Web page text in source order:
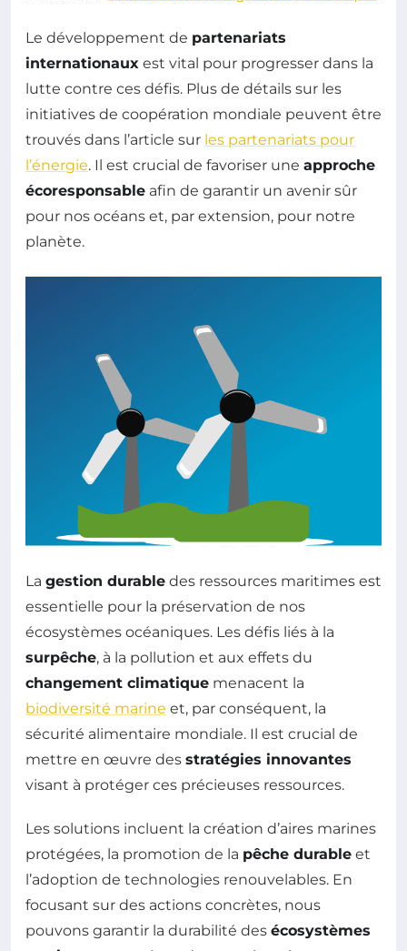
Le développement de partenariats
internationaux est vital pour progresser dans la
lutte contre ces défis. Plus de détails sur les
initiatives de coopération mondiale peuvent être
trouvés dans l’article sur les partenariats pour
l’énergie. Il est crucial de favoriser une approche
écoresponsable afin de garantir un avenir sûr
pour nos océans et, par extension, pour notre
planète.
La gestion durable des ressources maritimes est
essentielle pour la préservation de nos
écosystèmes océaniques. Les défis liés à la
surpêche, à la pollution et aux effets du
changement climatique menacent la
biodiversité marine et, par conséquent, la
sécurité alimentaire mondiale. Il est crucial de
mettre en œuvre des stratégies innovantes
visant à protéger ces précieuses ressources.
Les solutions incluent la création d’aires marines
protégées, la promotion de la pêche durable et
l’adoption de technologies renouvelables. En
focusant sur des actions concrètes, nous
pouvons garantir la durabilité des écosystèmes